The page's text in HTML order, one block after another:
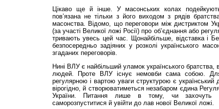
Цікаво ще й інше. У масонських колах
пов’язана не тільки з його виходом з рядів
масонства. Відомо, що переговори між дистриктом
(за участі Великої ложі Росії) про об’єднання або
тривають увесь цей час. Щонайбільше, відставка і
безпосередньо задіяних у розколі українського
згаданих переговорів.
Нині ВЛУ є найбільший уламок українського братства,
людей. Проте ВЛУ існує немовби сама собою.
регулярною і вартою уваги структурою є
вірогідно, й створюватиметься незабаром єдина
України. Питання лише в тому, чи захочуть
саморозпуститися й увійти до лав нової Великої ложі.